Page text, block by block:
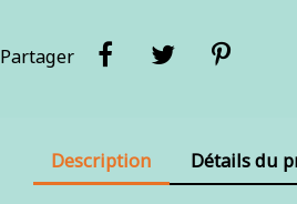
Partager
Description Détails du